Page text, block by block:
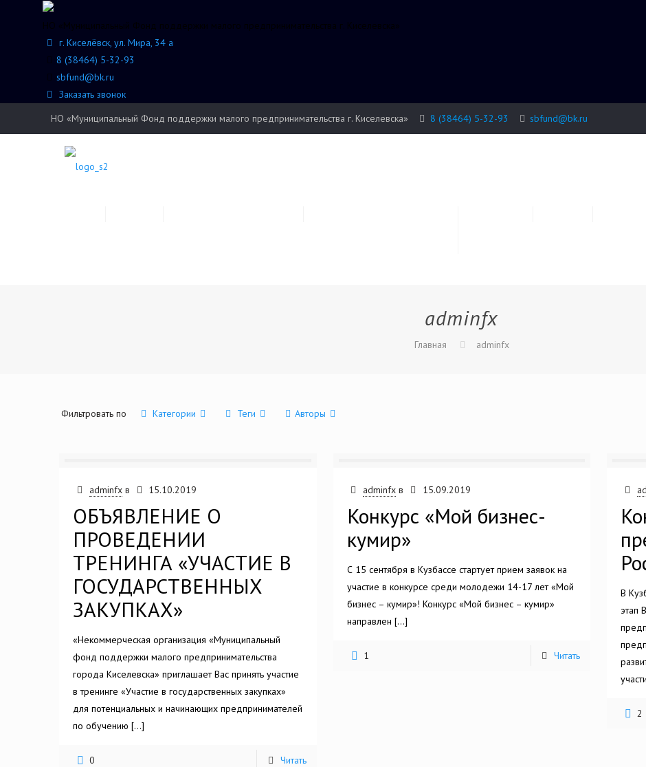
НО «Муниципальный Фонд поддержки малого предпринимательства г. Киселевска»
г. Киселёвск, ул. Мира, 34 а
8 (38464) 5-32-93
sbfund@bk.ru
Заказать звонок
НО «Муниципальный Фонд поддержки малого предпринимательства г. Киселевска»
8 (38464) 5-32-93 sbfund@bk.ru
adminfx
Главная adminfx
Фильтровать по Категории Теги Авторы
adminfx в 15.10.2019
ОБЪЯВЛЕНИЕ О
ПРОВЕДЕНИИ
ТРЕНИНГА «УЧАСТИЕ В
ГОСУДАРСТВЕННЫХ
ЗАКУПКАХ»
«Некоммерческая организация «Муниципальный
фонд поддержки малого предпринимательства
города Киселевска» приглашает Вас принять участие
в тренинге «Участие в государственных закупках»
для потенциальных и начинающих предпринимателей
по обучению […]
0 Читать
adminfx в 15.09.2019
Конкурс «Мой бизнес-
кумир»
С 15 сентября в Кузбассе стартует прием заявок на
участие в конкурсе среди молодежи 14-17 лет «Мой
бизнес – кумир»! Конкурс «Мой бизнес – кумир»
направлен […]
1 Читать
В
этап
2